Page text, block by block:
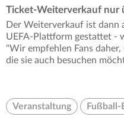
Ticket-Weiterverkauf nur
Der Weiterverkauf ist dann
UEFA-Plattform gestattet -
"Wir empfehlen Fans
die sie auch besuchen
Veranstaltung Fußball-